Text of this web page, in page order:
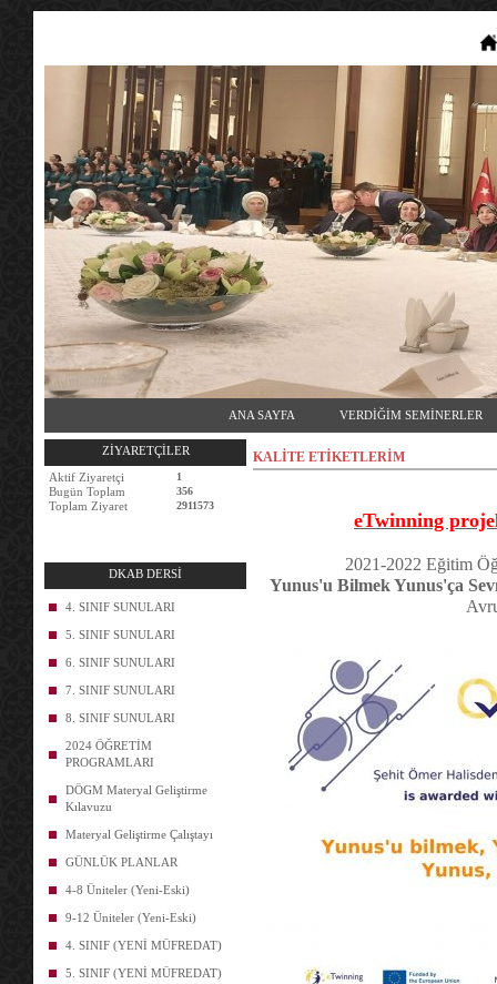
ANA SAYFA VERDİĞİM SEMİNERLER
ZİYARETÇİLER
Aktif Ziyaretçi
1
Bugün Toplam 356
Toplam Ziyaret 2911573
DKAB DERSİ
4. SINIF SUNULARI
5. SINIF SUNULARI
6. SINIF SUNULARI
7. SINIF SUNULARI
8. SINIF SUNULARI
2024 ÖĞRETİM
PROGRAMLARI
DÖGM Materyal Geliştirme
Kılavuzu
Materyal Geliştirme Çalıştayı
GÜNLÜK PLANLAR
4-8 Üniteler (Yeni-Eski)
9-12 Üniteler (Yeni-Eski)
4. SINIF (YENİ MÜFREDAT)
5. SINIF (YENİ MÜFREDAT)
KALİTE ETİKETLERİM
eTwinning
2021-2022 Eğitim
Yunus'u Bilmek Yunus'ça